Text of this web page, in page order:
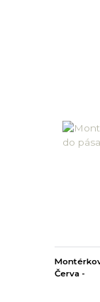
Červa -